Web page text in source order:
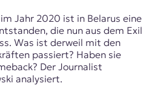
Jahr 2020 ist in Belarus eine
die nun aus dem Exil
Was ist derweil mit den
passiert? Haben sie
Der Journalist
analysiert.